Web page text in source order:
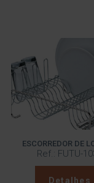
ESCORREDOR DE
Ref.: FUTU-
Detalhes